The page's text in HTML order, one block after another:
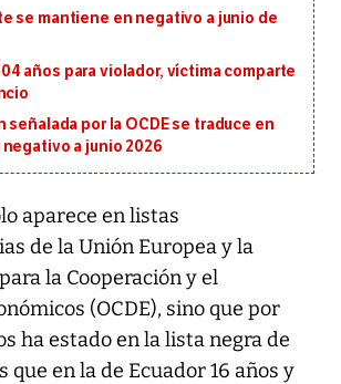
se mantiene en negativo a junio de
años para violador, víctima comparte
señalada por la OCDE se traduce en
a junio 2026
aparece en listas
de la Unión Europea y la
la Cooperación y el
(OCDE), sino que por
ha estado en la lista negra de
que en la de Ecuador 16 años y